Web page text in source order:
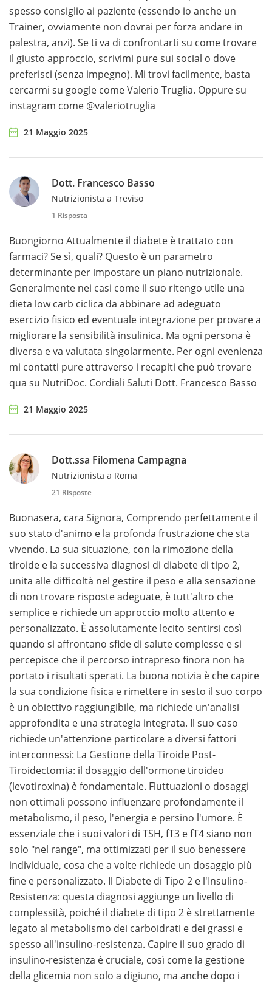
spesso consiglio ai paziente (essendo io anche un
Trainer, ovviamente non dovrai per forza andare in
palestra, anzi). Se ti va di confrontarti su come trovare
il giusto approccio, scrivimi pure sui social o dove
preferisci (senza impegno). Mi trovi facilmente, basta
cercarmi su google come Valerio Truglia. Oppure su
instagram come @valeriotruglia
21 Maggio 2025
Dott. Francesco Basso
Nutrizionista a Treviso
1 Risposta
Buongiorno Attualmente il diabete è trattato con
farmaci? Se sì, quali? Questo è un parametro
determinante per impostare un piano nutrizionale.
Generalmente nei casi come il suo ritengo utile una
dieta low carb ciclica da abbinare ad adeguato
esercizio fisico ed eventuale integrazione per provare a
migliorare la sensibilità insulinica. Ma ogni persona è
diversa e va valutata singolarmente. Per ogni evenienza
mi contatti pure attraverso i recapiti che può trovare
qua su NutriDoc. Cordiali Saluti Dott. Francesco Basso
21 Maggio 2025
Dott.ssa Filomena Campagna
Nutrizionista a Roma
21 Risposte
Buonasera, cara Signora, Comprendo perfettamente il
suo stato d'animo e la profonda frustrazione che sta
vivendo. La sua situazione, con la rimozione della
tiroide e la successiva diagnosi di diabete di tipo 2,
unita alle difficoltà nel gestire il peso e alla sensazione
di non trovare risposte adeguate, è tutt'altro che
semplice e richiede un approccio molto attento e
personalizzato. È assolutamente lecito sentirsi così
quando si affrontano sfide di salute complesse e si
percepisce che il percorso intrapreso finora non ha
portato i risultati sperati. La buona notizia è che capire
la sua condizione fisica e rimettere in sesto il suo corpo
è un obiettivo raggiungibile, ma richiede un'analisi
approfondita e una strategia integrata. Il suo caso
richiede un'attenzione particolare a diversi fattori
interconnessi: La Gestione della Tiroide Post-
Tiroidectomia: il dosaggio dell'ormone tiroideo
(levotiroxina) è fondamentale. Fluttuazioni o dosaggi
non ottimali possono influenzare profondamente il
metabolismo, il peso, l'energia e persino l'umore. È
essenziale che i suoi valori di TSH, fT3 e fT4 siano non
solo "nel range", ma ottimizzati per il suo benessere
individuale, cosa che a volte richiede un dosaggio più
fine e personalizzato. Il Diabete di Tipo 2 e l'Insulino-
Resistenza: questa diagnosi aggiunge un livello di
complessità, poiché il diabete di tipo 2 è strettamente
legato al metabolismo dei carboidrati e dei grassi e
spesso all'insulino-resistenza. Capire il suo grado di
insulino-resistenza è cruciale, così come la gestione
della glicemia non solo a digiuno, ma anche dopo i